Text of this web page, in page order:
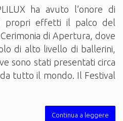
ha avuto l’onore di
propri effetti il palco del
di Apertura, dove
di alto livello di ballerini,
sono stati presentati circa
tutto il mondo. Il Festival
Continua a leggere